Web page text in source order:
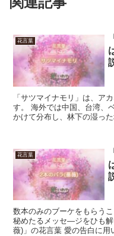
花言葉
「サツマイナモリ」は、ア
す。 海外では中国、台湾、
かけて分布し、林下の湿っ
花言葉
数本のみのブーケをもらう
秘めたるメッセ―ジをひも
薇)」の花言葉 愛の告白に用